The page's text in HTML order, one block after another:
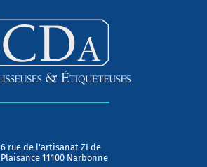
6 rue de l'artisanat ZI de
Plaisance 11100 Narbonne